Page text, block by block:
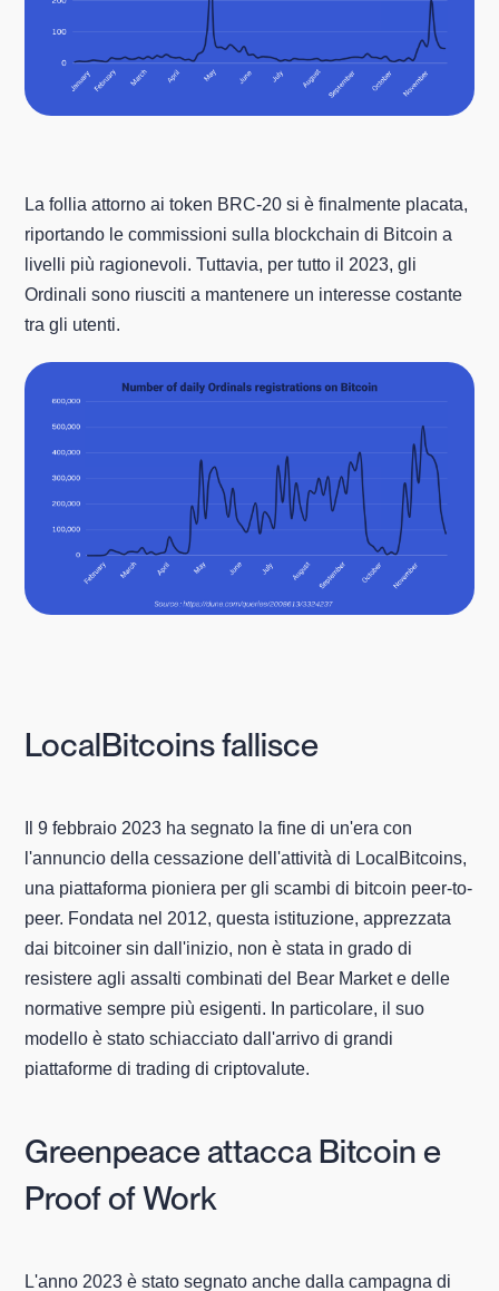
La follia attorno ai token BRC-20 si è finalmente placata,
riportando le commissioni sulla blockchain di Bitcoin a
livelli più ragionevoli. Tuttavia, per tutto il 2023, gli
Ordinali sono riusciti a mantenere un interesse costante
tra gli utenti.
LocalBitcoins fallisce
Il 9 febbraio 2023 ha segnato la fine di un'era con
l'annuncio della cessazione dell'attività di LocalBitcoins,
una piattaforma pioniera per gli scambi di bitcoin peer-to-
peer. Fondata nel 2012, questa istituzione, apprezzata
dai bitcoiner sin dall'inizio, non è stata in grado di
resistere agli assalti combinati del Bear Market e delle
normative sempre più esigenti. In particolare, il suo
modello è stato schiacciato dall'arrivo di grandi
piattaforme di trading di criptovalute.
Greenpeace attacca Bitcoin e
Proof of Work
L'anno 2023 è stato segnato anche dalla campagna di